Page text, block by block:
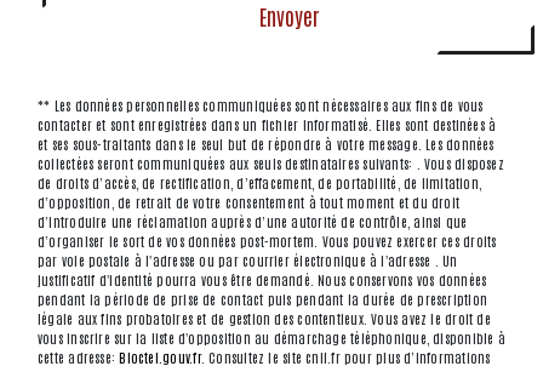
Envoyer
** Les données personnelles communiquées sont nécessaires aux fins de vous
contacter et sont enregistrées dans un fichier informatisé. Elles sont destinées à
et ses sous-traitants dans le seul but de répondre à votre message. Les données
collectées seront communiquées aux seuls destinataires suivants: . Vous disposez
de droits d’accès, de rectification, d’effacement, de portabilité, de limitation,
d’opposition, de retrait de votre consentement à tout moment et du droit
d’introduire une réclamation auprès d’une autorité de contrôle, ainsi que
d’organiser le sort de vos données post-mortem. Vous pouvez exercer ces droits
par voie postale à l'adresse ou par courrier électronique à l'adresse . Un
justificatif d'identité pourra vous être demandé. Nous conservons vos données
pendant la période de prise de contact puis pendant la durée de prescription
légale aux fins probatoires et de gestion des contentieux. Vous avez le droit de
vous inscrire sur la liste d'opposition au démarchage téléphonique, disponible à
cette adresse:Bloctel.gouv.fr. Consultez le site cnil.fr pour plus d’informations